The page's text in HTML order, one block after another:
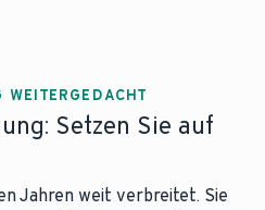
Setzen Sie auf
Jahren weit verbreitet. Sie